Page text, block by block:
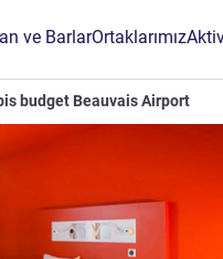
ve BarlarOrtaklarımız
budget Beauvais Airport